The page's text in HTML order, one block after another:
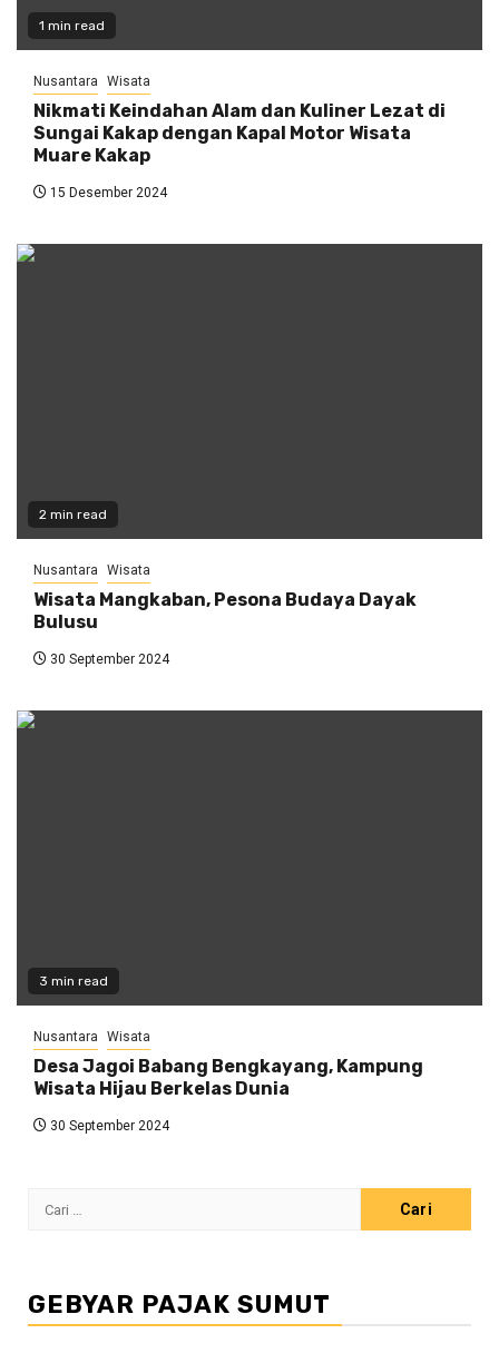
1 min read
Nusantara Wisata
Nikmati Keindahan Alam dan Kuliner Lezat di
Sungai Kakap dengan Kapal Motor Wisata
Muare Kakap
15 Desember 2024
2 min read
Nusantara Wisata
Wisata Mangkaban, Pesona Budaya Dayak
Bulusu
30 September 2024
3 min read
Nusantara Wisata
Desa Jagoi Babang Bengkayang, Kampung
Wisata Hijau Berkelas Dunia
30 September 2024
Cari
GEBYAR PAJAK SUMUT